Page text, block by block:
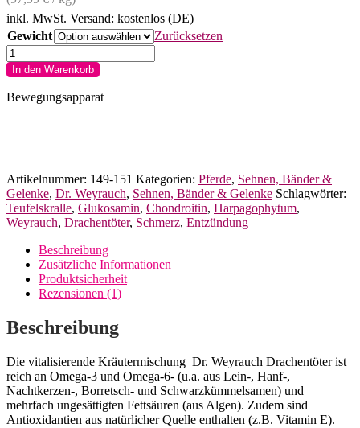
inkl. MwSt. Versand: kostenlos (DE)
Gewicht
Zurücksetzen
Dr.
Weyrauch
Drachentöter
Nr.
In den Warenkorb
Bewegungsapparat
Artikelnummer: 149-151 Kategorien: Pferde, Sehnen, Bänder &
Gelenke, Dr. Weyrauch, Sehnen, Bänder & Gelenke Schlagwörter:
Teufelskralle, Glukosamin, Chondroitin, Harpagophytum,
Weyrauch, Drachentöter, Schmerz, Entzündung
Beschreibung
Zusätzliche Informationen
Produktsicherheit
Rezensionen (1)
Beschreibung
Die vitalisierende Kräutermischung Dr. Weyrauch Drachentöter ist
reich an Omega-3 und Omega-6- (u.a. aus Lein-, Hanf-,
Nachtkerzen-, Borretsch- und Schwarzkümmelsamen) und
mehrfach ungesättigten Fettsäuren (aus Algen). Zudem sind
Antioxidantien aus natürlicher Quelle enthalten (z.B. Vitamin E).